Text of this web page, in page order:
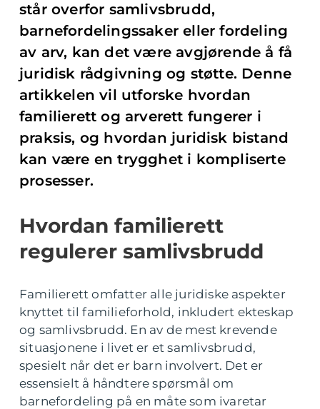
står overfor samlivsbrudd,
barnefordelingssaker eller fordeling
av arv, kan det være avgjørende å få
juridisk rådgivning og støtte. Denne
artikkelen vil utforske hvordan
familierett og arverett fungerer i
praksis, og hvordan juridisk bistand
kan være en trygghet i kompliserte
prosesser.
Hvordan familierett
regulerer samlivsbrudd
Familierett omfatter alle juridiske aspekter
knyttet til familieforhold, inkludert ekteskap
og samlivsbrudd. En av de mest krevende
situasjonene i livet er et samlivsbrudd,
spesielt når det er barn involvert. Det er
essensielt å håndtere spørsmål om
barnefordeling på en måte som ivaretar